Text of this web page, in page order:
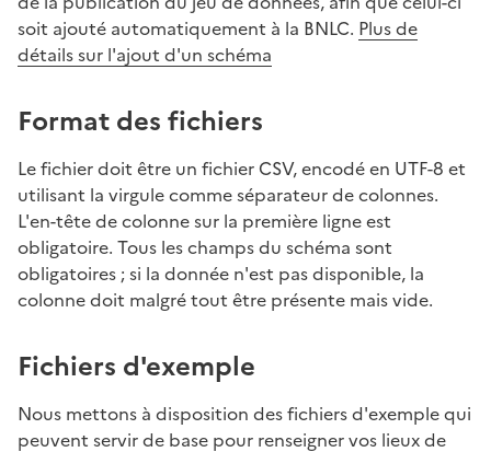
soit ajouté automatiquement à la BNLC. Plus de
détails sur l'ajout d'un schéma
Format des fichiers
Le fichier doit être un fichier CSV, encodé en UTF-8 et
utilisant la virgule comme séparateur de colonnes.
L'en-tête de colonne sur la première ligne est
obligatoire. Tous les champs du schéma sont
obligatoires ; si la donnée n'est pas disponible, la
colonne doit malgré tout être présente mais vide.
Fichiers d'exemple
Nous mettons à disposition des fichiers d'exemple qui
peuvent servir de base pour renseigner vos lieux de